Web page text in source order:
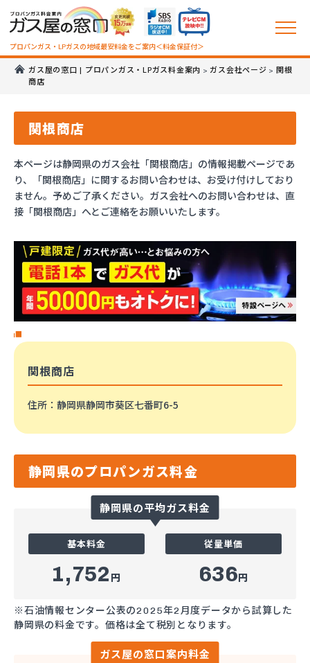
プロパンガス・LPガスの地域最安料金をご案内＜料金保証付＞
ガス屋の窓口 | プロパンガス・LPガス料金案内 >ガス会社ページ > 関根
商店
関根商店
本ページは静岡県のガス会社「関根商店」の情報掲載ページであ
り、「関根商店」に関するお問い合わせは、お受け付けしており
ません。予めご了承ください。ガス会社へのお問い合わせは、直
接「関根商店」へとご連絡をお願いいたします。
関根商店
住所 ：静岡県静岡市葵区七番町6-5
静岡県のプロパンガス料金
静岡県の平均ガス料金
基本料金
1,752 円
従量単価
636円
※石油情報センター公表の2025年2月度データから試算した
静岡県の料金です。価格は全て税別となります。
ガス屋の窓口案内料金